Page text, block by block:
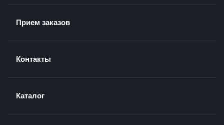
Прием заказов
Контакты
Каталог